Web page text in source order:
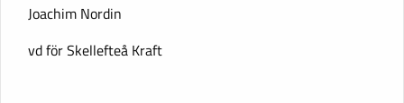
Joachim Nordin
vd för Skellefteå Kraft